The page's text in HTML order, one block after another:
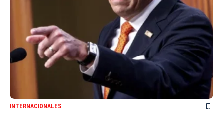
INTERNACIONALES